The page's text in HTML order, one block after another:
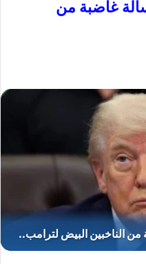
الـ80.. رسالة غاضبة من